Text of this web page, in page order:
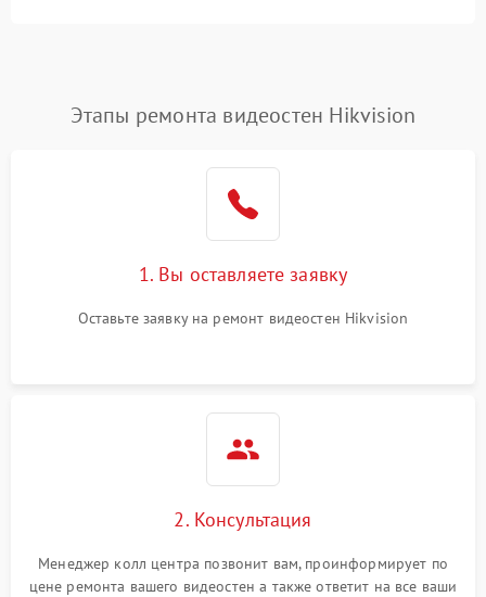
Этапы ремонта видеостен Hikvision
1. Вы оставляете заявку
Оставьте заявку на ремонт видеостен Hikvision
2. Консультация
Менеджер колл центра позвонит вам, проинформирует по
цене ремонта вашего видеостен а также ответит на все ваши